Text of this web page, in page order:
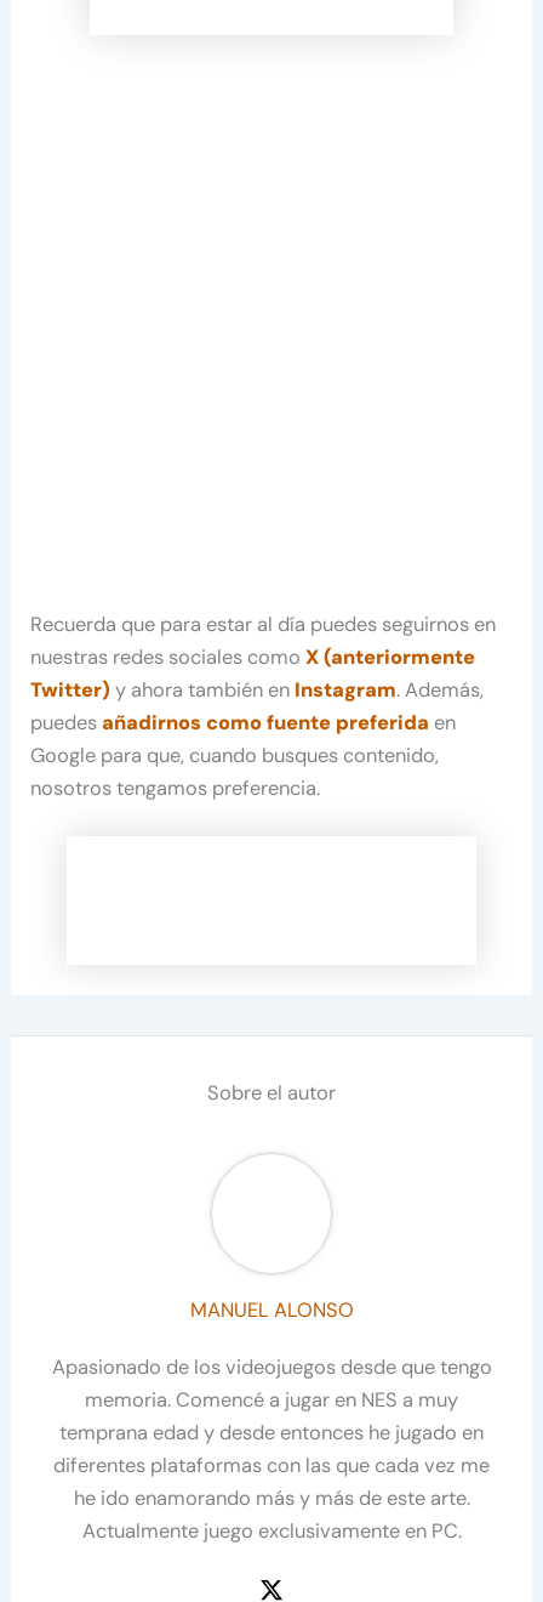
Recuerda que para estar al día puedes seguirnos en
nuestras redes sociales comoX (anteriormente
Twitter) y ahora también en Instagram. Además,
puedesañadirnos como fuente preferida en
Google para que, cuando busques contenido,
nosotros tengamos preferencia.
Sobre el autor
MANUEL ALONSO
Apasionado de los videojuegos desde que tengo
memoria. Comencé a jugar en NES a muy
temprana edad y desde entonces he jugado en
diferentes plataformas con las que cada vez me
he ido enamorando más y más de este arte.
Actualmente juego exclusivamente en PC.